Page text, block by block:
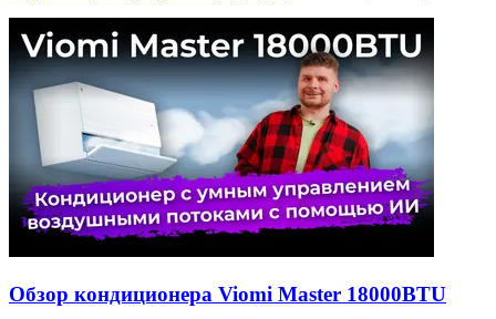
Обзор кондиционера Viomi Master 18000BTU